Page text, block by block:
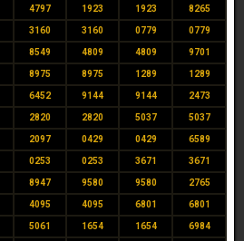
4797 1923 1923 8265
3160 3160 0779 0779
8549 4809 4809 9701
8975 8975 1289 1289
6452 9144 9144 2473
2820 2820 5037 5037
2097 0429 0429 6589
0253 0253 3671 3671
8947 9580 9580 2765
4095 4095 6801 6801
5061 1654 1654 6984